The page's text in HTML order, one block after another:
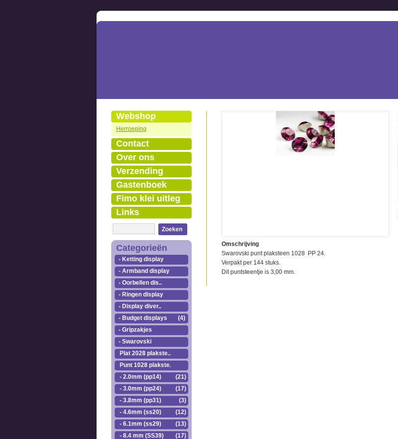
Webshop
Herroeping
Contact
Over ons
Verzending
Gastenboek
Fimo klei uitleg
Links
Zoeken
Categorieën
- Ketting display
- Armband display
- Oorbellen dis..
- Ringen display
- Display diver..
- Budget displays
(4)
- Gripzakjes
- Swarovski
Plat 2028 plakste..
Punt 1028 plakste..
- 2.0mm (pp14)
(21)
- 3.0mm (pp24)
(17)
- 3.8mm (pp31)
(3)
- 4.6mm (ss20)
(12)
- 6.1mm (ss29)
(13)
- 8.4 mm (SS39)
(17)
Omschrijving
Swarovski punt plaksteen 1028 PP 24.
Verpakt per 144 stuks.
Dit puntsteentje is 3,00 mm.